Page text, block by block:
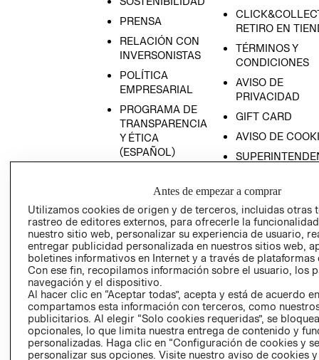
PRENSA
RELACIÓN CON
INVERSONISTAS
POLÍTICA
EMPRESARIAL
PROGRAMA DE
TRANSPARENCIA
Y ÉTICA
(ESPAÑOL)
TRANSPARENCIA
RETIRO EN
TÉRMINOS Y
CONDICIONES
AVISO DE
PRIVACIDAD
GIFT CARD
AVISO DE
PETICIONES
QUEJAS Y
RECLAMOS
Colombia ($)
CAMBIAR REGIÓN
Antes de empezar a comprar
Utilizamos cookies de origen y de terceros, incluidas otras
rastreo de editores externos, para ofrecerle la
nuestro sitio web, personalizar su experiencia de usuario,
entregar publicidad personalizada en nuestros sitios web,
boletines informativos en Internet y a través de plataformas
Con ese fin, recopilamos información sobre el usuario, los
navegación y el dispositivo.
Al hacer clic en “Aceptar todas”, acepta y está de acuerdo
compartamos esta información con terceros, como
publicitarios. Al elegir “Solo cookies requeridas”, se
opcionales, lo que limita nuestra entrega de contenido y
personalizadas. Haga clic en “Configuración de cookies y
personalizar sus opciones. Visite nuestro aviso de cookies